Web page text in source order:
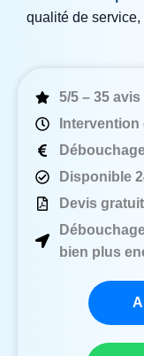
qualité de
5/5 – 35
Disponible
Devis
bien plus